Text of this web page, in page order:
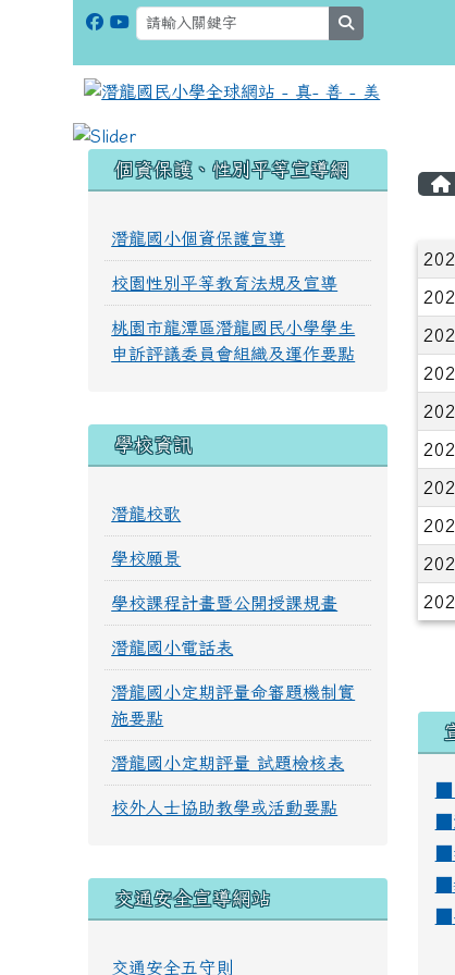
個資保護、性別平等宣導網
潛龍國小個資保護宣導
校園性別平等教育法規及宣導
桃園市龍潭區潛龍國民小學學生
申訴評議委員會組織及運作要點
學校資訊
潛龍校歌
學校願景
學校課程計畫暨公開授課規畫
潛龍國小電話表
潛龍國小定期評量命審題機制實
施要點
潛龍國小定期評量 試題檢核表
校外人士協助教學或活動要點
交通安全宣導網站
交通安全五守則